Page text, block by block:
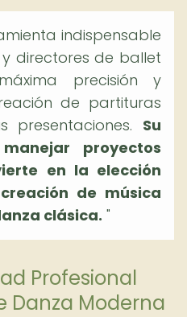
indispensable
directores de ballet
precisión y
de partituras
presentaciones. Su
proyectos
en la elección
de música
clásica. "
Profesional
Danza Moderna